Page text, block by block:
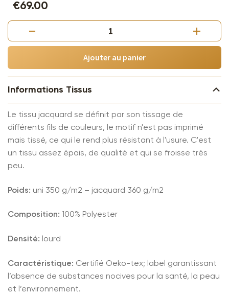
de
Salon
Marocain
-
Jacquard
Gris
Ajouter au panier
€69.00
Informations Tissus
Le tissu jacquard se définit par son tissage de
différents fils de couleurs, le motif n'est pas imprimé
mais tissé, ce qui le rend plus résistant à l'usure. C'est
un tissu assez épais, de qualité et qui se froisse très
peu.
Poids: uni 350 g/m2 – jacquard 360 g/m2
Composition: 100% Polyester
Densité: lourd
Caractéristique: Certifié Oeko-tex; label garantissant
l’absence de substances nocives pour la santé, la peau
et l’environnement.